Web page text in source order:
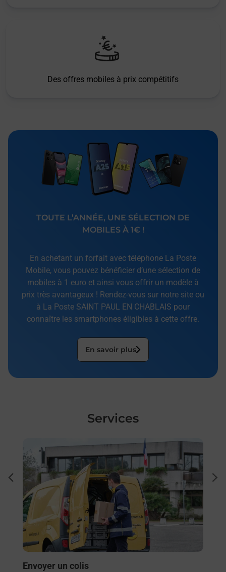
Des offres mobiles à prix compétitifs
TOUTE L’ANNÉE, UNE SÉLECTION DE
MOBILES À 1€ !
En achetant un forfait avec téléphone La Poste
Mobile, vous pouvez bénéficier d’une sélection de
mobiles à 1 euro et ainsi vous offrir un modèle à
prix très avantageux ! Rendez-vous sur notre site ou
à La Poste SAINT PAUL EN CHABLAIS pour
connaître les smartphones éligibles à cette offre.
En savoir plus
Services
En savoir plus
Envoyer un colis